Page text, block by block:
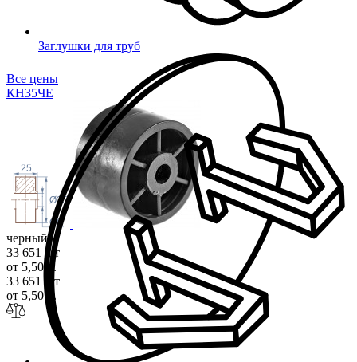
Заглушки для труб
Все цены
КН35ЧЕ
25
Ø35
Ø6
черный
33 651 шт
от 5,50 р.
33 651 шт
от 5,50 р.